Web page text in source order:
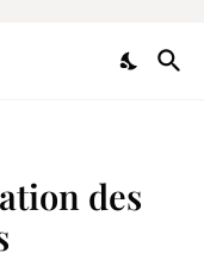
des